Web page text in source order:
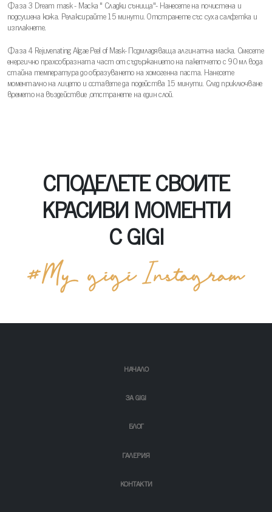
Фаза 3 Dream mask - Маска " Сладки сънища"- Нанесете на почистена и
подсушена кожа. Релаксирайте 15 минути. Отстранете със суха салфетка и
изплакнете.
Фаза 4 Rejuvenating Algae Peel of Mask- Подмладяваща алгинатна маска. Смесете
енергично прахообразната част от съдържанието на пакетчето с 90 мл вода
стайна температура до образуването на хомогенна паста. Нанесете
моментално на лицето и оставете да подейства 15 минути. След приключване
времето на въздействие ,отстранете на един слой.
СПОДЕЛЕТЕ СВОИТЕ
КРАСИВИ МОМЕНТИ
С GIGI
НАЧАЛО
ЗА GIGI
БЛОГ
ГАЛЕРИЯ
КОНТАКТИ